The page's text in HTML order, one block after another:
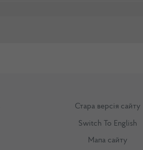
Стара версія сайту
Switch To English
Мапа сайту